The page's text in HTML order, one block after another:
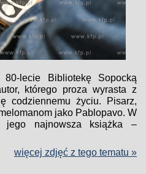
lecie Bibliotekę Sopocką
którego proza wyrasta z
codziennemu życiu. Pisarz,
jako Pablopavo. W
jego najnowsza książka –
więcej zdjęć z tego tematu »